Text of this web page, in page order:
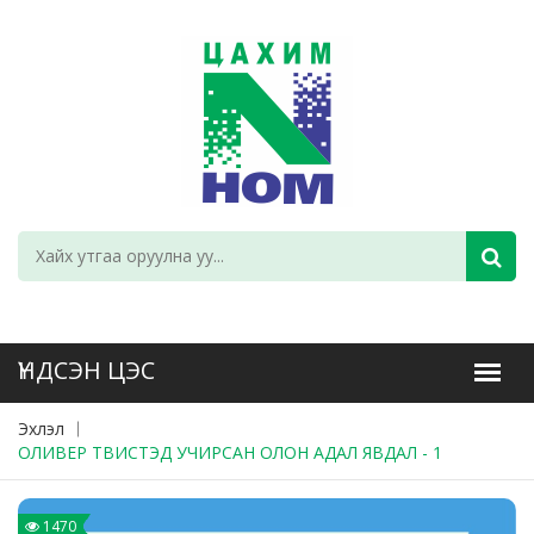
Эхлэл
ОЛИВЕР ТВИСТЭД УЧИРСАН ОЛОН АДАЛ ЯВДАЛ - 1
1470